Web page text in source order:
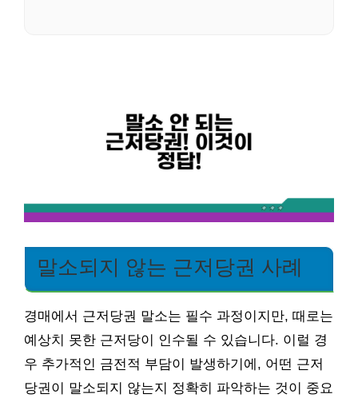
말소되지 않는 근저당권 사례
경매에서 근저당권 말소는 필수 과정이지만, 때로는
예상치 못한 근저당이 인수될 수 있습니다. 이럴 경
우 추가적인 금전적 부담이 발생하기에, 어떤 근저
당권이 말소되지 않는지 정확히 파악하는 것이 중요